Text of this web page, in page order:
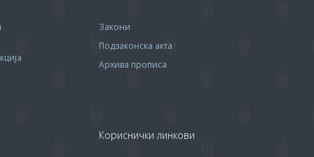
Закони
Подзаконска акта
Архива прописa
Кориснички линкови